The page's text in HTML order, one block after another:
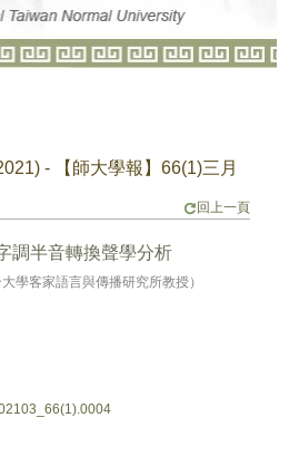
- 【師大學報】66(1)三月
回上一頁
調半音轉換聲學分析
學客家語言與傳播研究所教授）